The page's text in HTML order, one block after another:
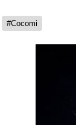
#Cocomi